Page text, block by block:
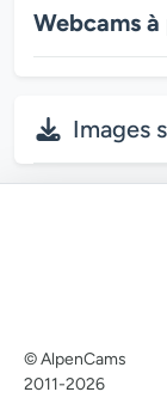
Webcams
Images
© AlpenCams
2011-2026